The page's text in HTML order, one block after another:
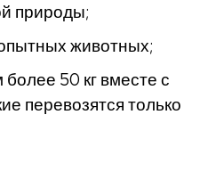
природы;
животных;
50 кг вместе с
перевозятся только